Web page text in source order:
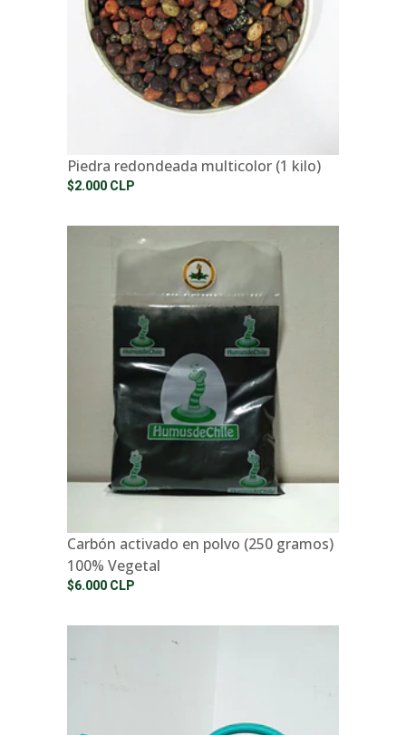
Piedra redondeada multicolor (1 kilo)
$2.000 CLP
Carbón activado en polvo (250 gramos)
100% Vegetal
$6.000 CLP